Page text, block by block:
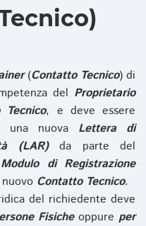
(Contatto Tecnico) di
del Proprietario
Tecnico, e deve essere
una nuova Lettera di
(LAR)da parte del
Modulo di Registrazione
Contatto Tecnico.
del richiedente deve
Fisicheoppure per